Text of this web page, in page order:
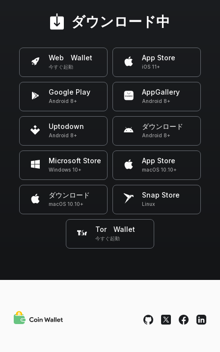
ダウンロード中
Web Wallet
今すぐ起動
App Store
iOS 11+
Google Play
Android 8+
AppGallery
Android 8+
Uptodown
Android 8+
ダウンロード
Android 8+
Microsoft Store
Windows 10+
App Store
macOS 10.10+
ダウンロード
macOS 10.10+
Snap Store
Linux
Tor Wallet
今すぐ起動